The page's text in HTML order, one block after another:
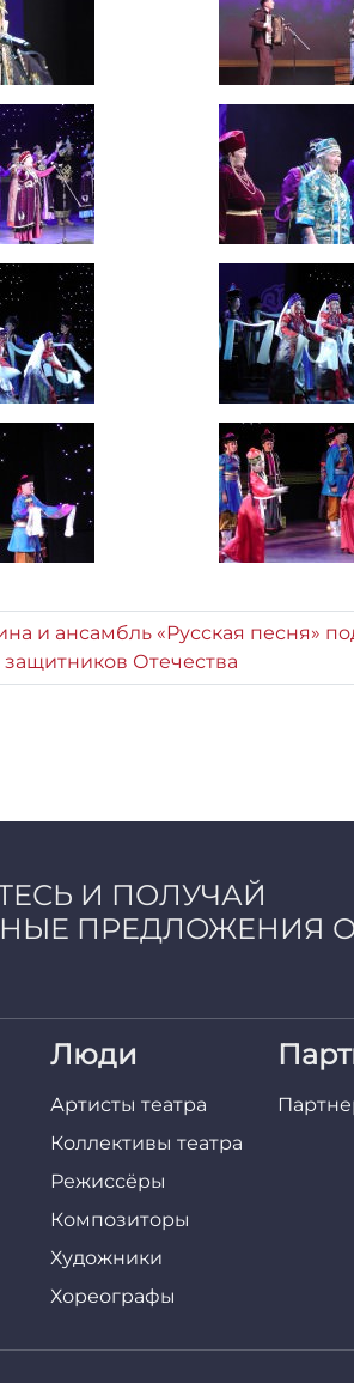
и ансамбль «Русская песня»
Отечества
И ПОЛУЧАЙ
ПРЕДЛОЖЕНИЯ
Люди
Артисты театра
Коллективы театра
Режиссёры
Композиторы
Художники
Хореографы